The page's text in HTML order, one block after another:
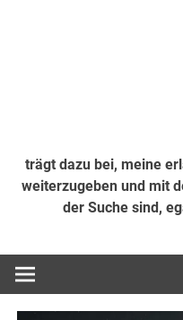
trägt dazu bei, meine
weiterzugeben und mit
der Suche sind,